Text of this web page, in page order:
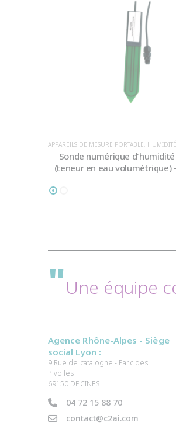
APPAREILS DE MESURE PORTABLE, HUMIDITÉ
Sonde numérique
(teneur en eau volumétrique)
"Une équipe
Agence Rhône-Alpes - Siège
social Lyon :
9 Rue de catalogne - Parc des
Pivolles
69150 DECINES
04 72 15 88 70
contact@c2ai.com